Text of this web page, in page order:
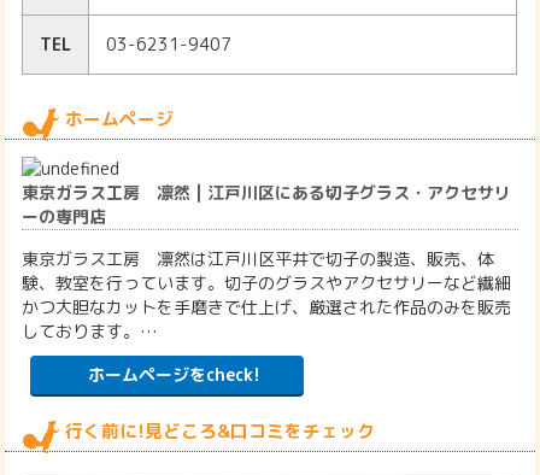
TEL 03-6231-9407
ホームページ
東京ガラス工房 凛然 | 江戸川区にある切子グラス・アクセサリ
ーの専門店
東京ガラス工房 凛然は江戸川区平井で切子の製造、販売、体
験、教室を行っています。切子のグラスやアクセサリーなど繊細
かつ大胆なカットを手磨きで仕上げ、厳選された作品のみを販売
しております。…
ホームページをcheck!
行く前に!見どころ&口コミをチェック